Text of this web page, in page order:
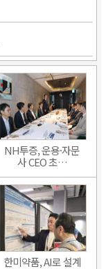
NH투증, 운용·자문
사 CEO 초…
한미약품, AI로 설계